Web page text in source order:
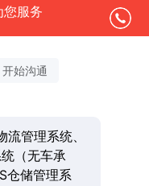
您服务
始沟通
管理系统、
（无车承
仓储管理系